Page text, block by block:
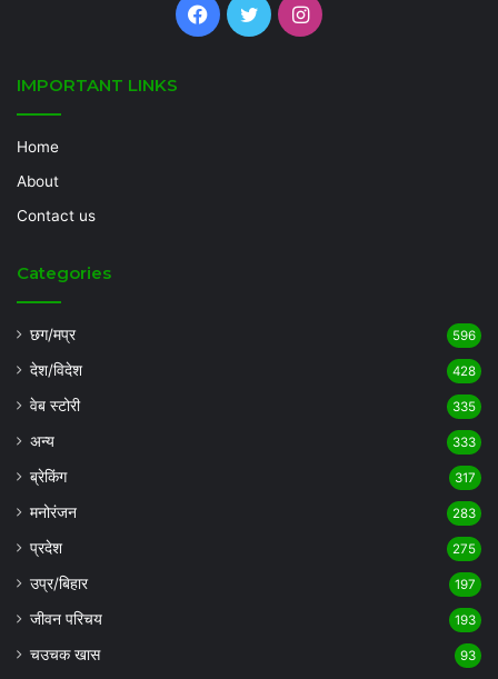
Facebook
TwitterInstagram
IMPORTANT LINKS
Home
About
Contact us
Categories
छग/मप्र 596
देश/विदेश 428
वेब स्टोरी 335
अन्य 333
ब्रेकिंग 317
मनोरंजन 283
प्रदेश 275
उप्र/बिहार 197
जीवन परिचय 193
चउचक खास 93